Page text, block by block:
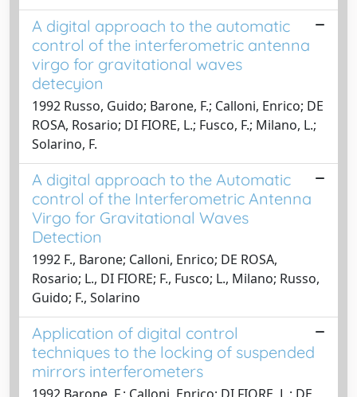
A digital approach to the automatic
control of the interferometric antenna
virgo for gravitational waves
detecyion
1992 Russo, Guido; Barone, F.; Calloni, Enrico; DE
ROSA, Rosario; DI FIORE, L.; Fusco, F.; Milano, L.;
Solarino, F.
A digital approach to the Automatic
control of the Interferometric Antenna
Virgo for Gravitational Waves
Detection
1992 F., Barone; Calloni, Enrico; DE ROSA,
Rosario; L., DI FIORE; F., Fusco; L., Milano; Russo,
Guido; F., Solarino
Application of digital control
techniques to the locking of suspended
mirrors interferometers